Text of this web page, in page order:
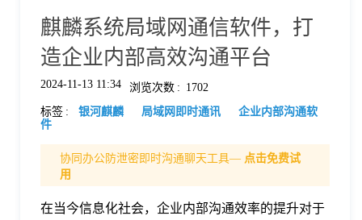
麒麟系统局域网通信软件，打
造企业内部高效沟通平台
2024-11-13 11:34 浏览次数 : 1702
标签 : 银河麒麟 局域网即时通讯
企业内部沟通软
件
协同办公防泄密即时沟通聊天工具— 点击免费试
用
在当今信息化社会，企业内部沟通效率的提升对于